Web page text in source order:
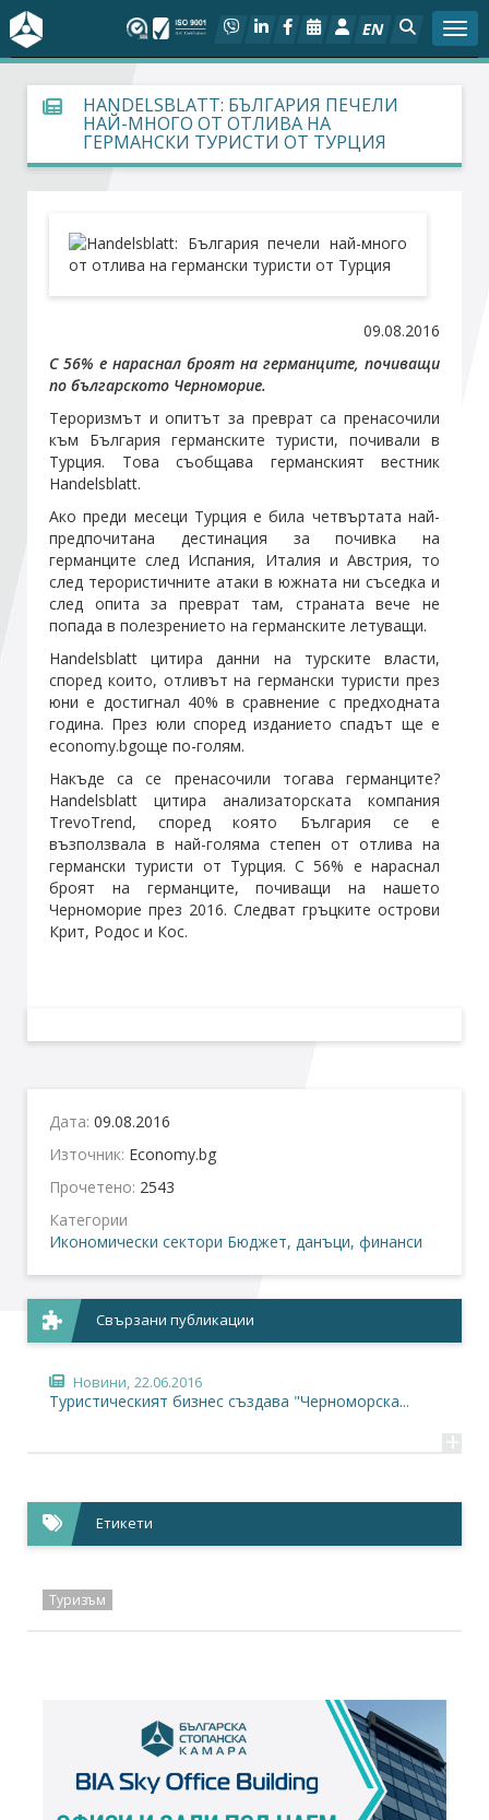
EN
За БСК
На фокус
Социален диалог
Арбитражен съд
Проекти
Членове
Стани член
Абонирайте се!
HANDELSBLATT: БЪЛГАРИЯ ПЕЧЕЛИ
НАЙ-МНОГО ОТ ОТЛИВА НА
ГЕРМАНСКИ ТУРИСТИ ОТ ТУРЦИЯ
09.08.2016
С 56% е нараснал броят на германците, почиващи
по българското Черноморие.
Тероризмът и опитът за преврат са пренасочили
към България германските туристи, почивали в
Турция. Това съобщава германският вестник
Handelsblatt.
Ако преди месеци Турция е била четвъртата най-
предпочитана дестинация за почивка на
германците след Испания, Италия и Австрия, то
след терористичните атаки в южната ни съседка и
след опита за преврат там, страната вече не
попада в полезрението на германските летуващи.
Handelsblatt цитира данни на турските власти,
според които, отливът на германски туристи през
юни е достигнал 40% в сравнение с предходната
година. През юли според изданието спадът ще е
economy.bgоще по-голям.
Накъде са се пренасочили тогава германците?
Handelsblatt цитира анализаторската компания
TrevoTrend, според която България се е
възползвала в най-голяма степен от отлива на
германски туристи от Турция. С 56% е нараснал
броят на германците, почиващи на нашето
Черноморие през 2016. Следват гръцките острови
Крит, Родос и Кос.
Дата: 09.08.2016
Източник: Economy.bg
Прочетено: 2543
Категории
Икономически сектори Бюджет, данъци, финанси
Свързани публикации
Новини, 22.06.2016
Туристическият бизнес създава "Черноморска...
+
Етикети
Туризъм